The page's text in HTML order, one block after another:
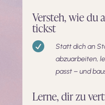
Versteh, wie du
tickst

Statt dich an
abzuarbeiten,
passt – und
Lerne, dir zu